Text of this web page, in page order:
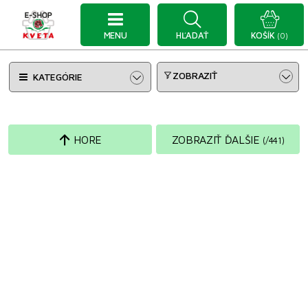
MENU HĽADAŤ KOŠÍK (0)
KATEGÓRIE ZOBRAZIŤ
ZOBRAZIŤ ĎALŠIE (/441)
HORE